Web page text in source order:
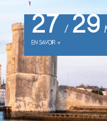
27 / 29
EN SAVOIR +